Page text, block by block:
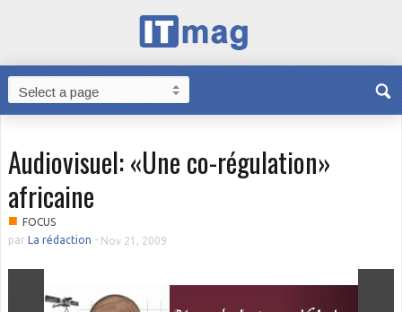
Audiovisuel: «Une co-régulation»
africaine
■ FOCUS
par La rédaction - Nov 21, 2009